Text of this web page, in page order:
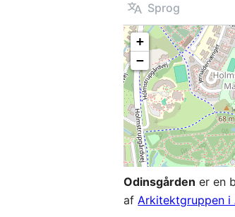
Sprog
+
−
Odinsgården er en
afArkitektgruppen i